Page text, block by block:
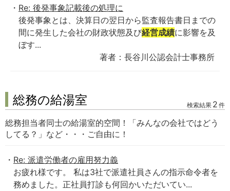
Re: 後発事象記載後の処理に
後発事象とは、決算日の翌日から監査報告書日までの
間に発生した会社の財政状態及び経営成績に影響を及
ぼす...
著者：長谷川公認会計士事務所
総務の給湯室 検索結果 2 件
総務担当者同士の給湯室的空間！「みんなの会社ではどう
してる？」など・・・ご自由に！
Re: 派遣労働者の雇用努力義
お疲れ様です。 私は3社で派遣社員さんの指示命令者を
務めました。正社員打診も何回かいただいてい...